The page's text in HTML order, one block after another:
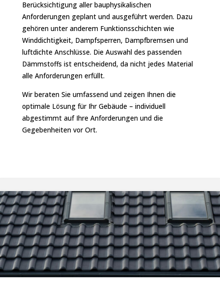
Berücksichtigung aller bauphysikalischen
Anforderungen geplant und ausgeführt werden. Dazu
gehören unter anderem Funktionsschichten wie
Winddichtigkeit, Dampfsperren, Dampfbremsen und
luftdichte Anschlüsse. Die Auswahl des passenden
Dämmstoffs ist entscheidend, da nicht jedes Material
alle Anforderungen erfüllt.
Wir beraten Sie umfassend und zeigen Ihnen die
optimale Lösung für Ihr Gebäude – individuell
abgestimmt auf Ihre Anforderungen und die
Gegebenheiten vor Ort.